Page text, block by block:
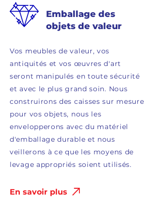
Emballage des
objets de valeur
Vos meubles de valeur, vos
antiquités et vos œuvres d'art
seront manipulés en toute sécurité
et avec le plus grand soin. Nous
construirons des caisses sur mesure
pour vos objets, nous les
envelopperons avec du matériel
d'emballage durable et nous
veillerons à ce que les moyens de
levage appropriés soient utilisés.
En savoir plus